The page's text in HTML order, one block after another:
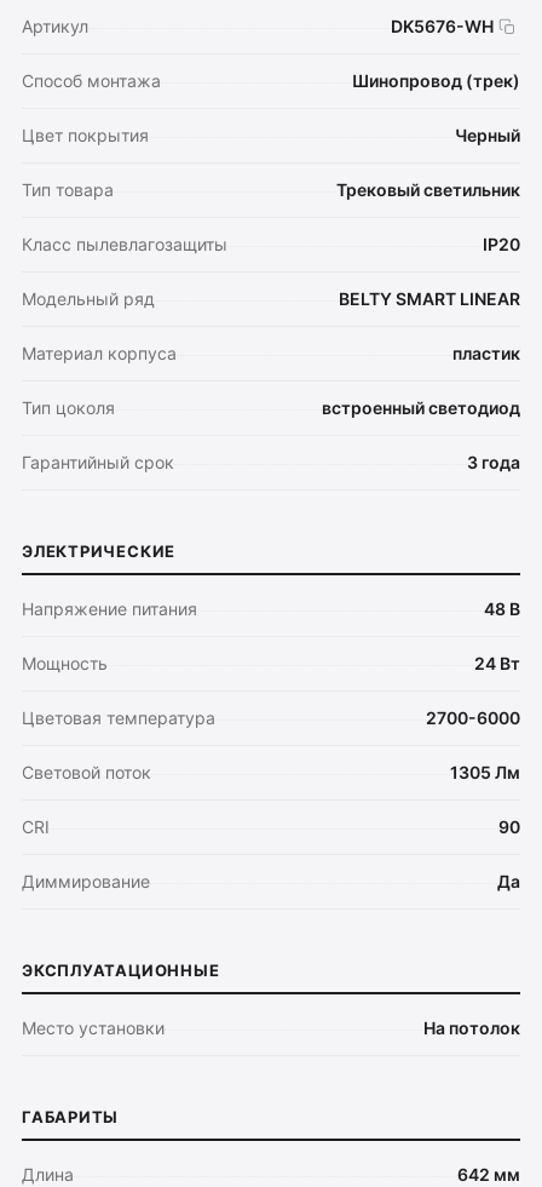
Артикул DK5676-WH
Способ монтажа Шинопровод (трек)
Цвет покрытия Черный
Тип товара Трековый светильник
Класс пылевлагозащиты IP20
Модельный ряд BELTY SMART LINEAR
Материал корпуса пластик
Тип цоколя встроенный светодиод
Гарантийный срок 3 года
ЭЛЕКТРИЧЕСКИЕ
Напряжение питания 48 В
Мощность 24 Вт
Цветовая температура 2700-6000
Световой поток 1305 Лм
CRI 90
Диммирование Да
ЭКСПЛУАТАЦИОННЫЕ
Место установки На потолок
ГАБАРИТЫ
Длина 642 мм